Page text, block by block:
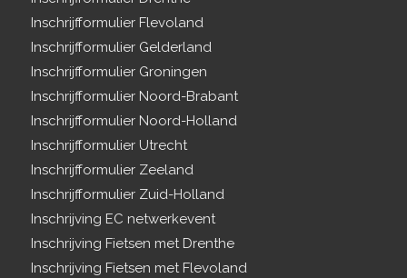
Inschrijfformulier Flevoland
Inschrijfformulier Gelderland
Inschrijfformulier Groningen
Inschrijfformulier Noord-Brabant
Inschrijfformulier Noord-Holland
Inschrijfformulier Utrecht
Inschrijfformulier Zeeland
Inschrijfformulier Zuid-Holland
Inschrijving EC netwerkevent
Inschrijving Fietsen met Drenthe
Inschrijving Fietsen met Flevoland